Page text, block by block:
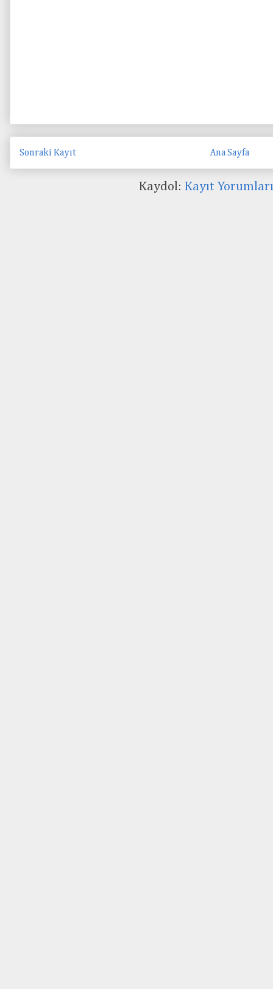
Sonraki Kayıt Ana Sayfa
Kaydol: Kayıt